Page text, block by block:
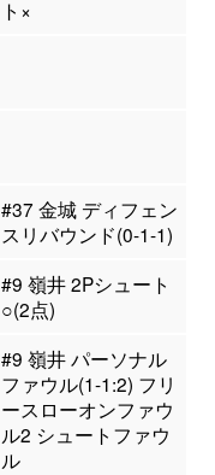
ト×
#37 金城 ディフェン
スリバウンド(0-1-1)
#9 嶺井 2Pシュート
○(2点)
#9 嶺井 パーソナル
ファウル(1-1:2) フリ
ースローオンファウ
ル2 シュートファウ
ル